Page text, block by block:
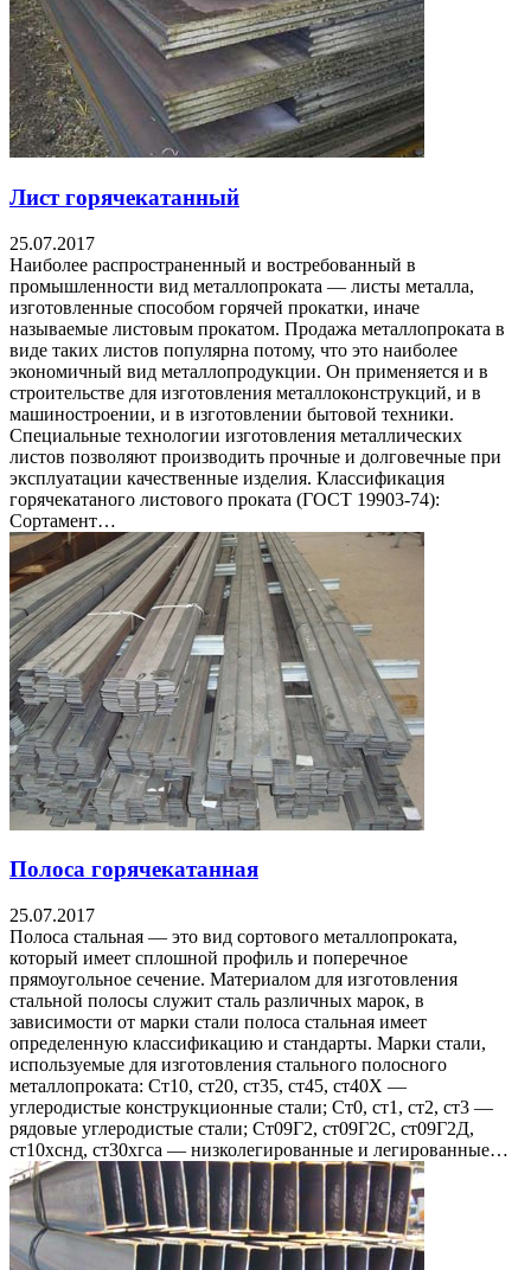
Лист горячекатанный
25.07.2017
Наиболее распространенный и востребованный в
промышленности вид металлопроката — листы металла,
изготовленные способом горячей прокатки, иначе
называемые листовым прокатом. Продажа металлопроката в
виде таких листов популярна потому, что это наиболее
экономичный вид металлопродукции. Он применяется и в
строительстве для изготовления металлоконструкций, и в
машиностроении, и в изготовлении бытовой техники.
Специальные технологии изготовления металлических
листов позволяют производить прочные и долговечные при
эксплуатации качественные изделия. Классификация
горячекатаного листового проката (ГОСТ 19903-74):
Сортамент…
Полоса горячекатанная
25.07.2017
Полоса стальная — это вид сортового металлопроката,
который имеет сплошной профиль и поперечное
прямоугольное сечение. Материалом для изготовления
стальной полосы служит сталь различных марок, в
зависимости от марки стали полоса стальная имеет
определенную классификацию и стандарты. Марки стали,
используемые для изготовления стального полосного
металлопроката: Ст10, ст20, ст35, ст45, ст40Х —
углеродистые конструкционные стали; Ст0, ст1, ст2, ст3 —
рядовые углеродистые стали; Ст09Г2, ст09Г2С, ст09Г2Д,
ст10хснд, ст30хгса — низколегированные и легированные…